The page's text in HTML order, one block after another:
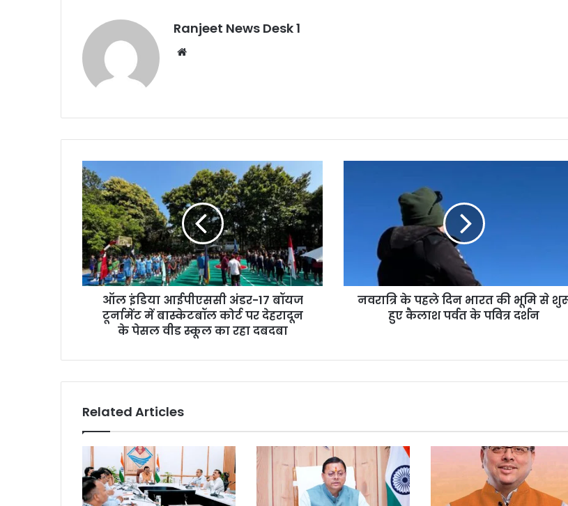
Ranjeet News Desk 1
ऑल इंडिया आईपीएससी अंडर-17 बॉयज
टूर्नामेंट में बास्केटबॉल कोर्ट पर देहरादून
के पेसल वीड स्कूल का रहा दबदबा
नवरात्रि के पहले दिन भारत की भूमि से
हुए कैलाश पर्वत के पवित्र दर्शन
Related Articles